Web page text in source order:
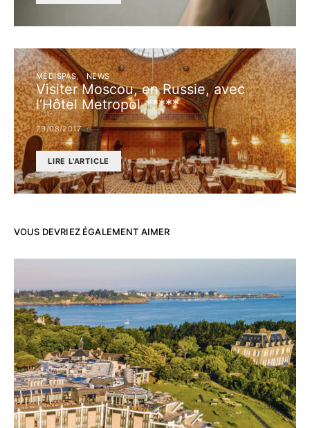
MÉDISPAS NEWS
Visiter Moscou, en Russie, avec
l’Hôtel Metropol *****
29/08/2017
LIRE L'ARTICLE
VOUS DEVRIEZ ÉGALEMENT AIMER